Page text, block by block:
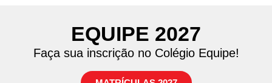
EQUIPE 2027
Faça sua inscrição no Colégio Equipe!